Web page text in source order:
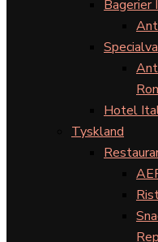
Bagerier
Hotel
Tyskland